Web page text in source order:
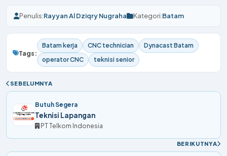
Penulis:Rayyan Al Dziqry Nugraha Kategori:Batam
Tags:
Batam kerja CNC technician
Dynacast Batam
operator CNC
teknisi senior
SEBELUMNYA
Butuh Segera
Teknisi Lapangan
PT Telkom Indonesia
BERIKUTNYA